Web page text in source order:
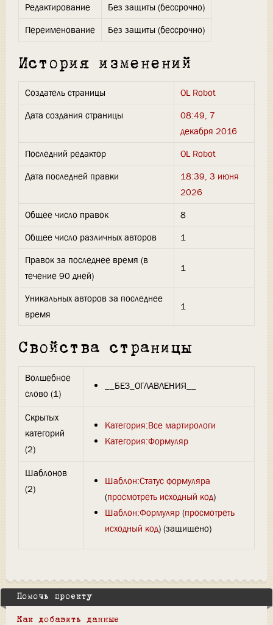
Редактирование
Без защиты (бессрочно)
Переименование
Без защиты (бессрочно)
История изменений
Создатель страницы
OL Robot
Дата создания страницы
08:49, 7
декабря 2016
Последний редактор
OL Robot
Дата последней правки
18:39, 3 июня
2026
Общее число правок
8
Общее число различных авторов
1
Правок за последнее время (в
течение 90 дней)
1
Уникальных авторов за последнее
время
1
Свойства страницы
Волшебное
слово (1)
__БЕЗ_ОГЛАВЛЕНИЯ__
Скрытых
категорий
(2)
Категория:Все мартирологи
Категория:Формуляр
Шаблонов
(2)
Шаблон:Статус формуляра
(просмотреть исходный код)
Шаблон:Формуляр(просмотреть
исходный код) (защищено)
Помочь проекту
Как добавить данные